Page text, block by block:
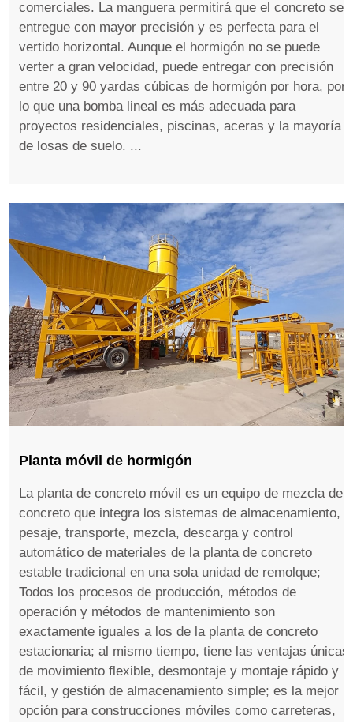
comerciales. La manguera permitirá que el concreto se
entregue con mayor precisión y es perfecta para el
vertido horizontal. Aunque el hormigón no se puede
verter a gran velocidad, puede entregar con precisión
entre 20 y 90 yardas cúbicas de hormigón por hora, por
lo que una bomba lineal es más adecuada para
proyectos residenciales, piscinas, aceras y la mayoría
de losas de suelo. ...
Planta móvil de hormigón
La planta de concreto móvil es un equipo de mezcla de
concreto que integra los sistemas de almacenamiento,
pesaje, transporte, mezcla, descarga y control
automático de materiales de la planta de concreto
estable tradicional en una sola unidad de remolque;
Todos los procesos de producción, métodos de
operación y métodos de mantenimiento son
exactamente iguales a los de la planta de concreto
estacionaria; al mismo tiempo, tiene las ventajas únicas
de movimiento flexible, desmontaje y montaje rápido y
fácil, y gestión de almacenamiento simple; es la mejor
opción para construcciones móviles como carreteras,